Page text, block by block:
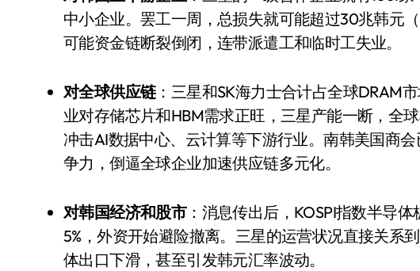
中小企业。罢工一周，总损失就可能超过30兆韩元
可能资金链断裂倒闭，连带派遣工和临时工失业。
对全球供应链：三星和SK海力士合计占全球DRAM
业对存储芯片和HBM需求正旺，三星产能一断，全
冲击AI数据中心、云计算等下游行业。南韩美国商
争力，倒逼全球企业加速供应链多元化。
对韩国经济和股市：消息传出后，KOSPI指数半导
5%，外资开始避险撤离。三星的运营状况直接关系
体出口下滑，甚至引发韩元汇率波动。